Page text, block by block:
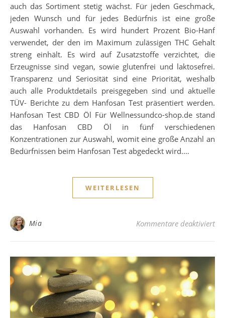
auch das Sortiment stetig wächst. Für jeden Geschmack,
jeden Wunsch und für jedes Bedürfnis ist eine große
Auswahl vorhanden. Es wird hundert Prozent Bio-Hanf
verwendet, der den im Maximum zulässigen THC Gehalt
streng einhält. Es wird auf Zusatzstoffe verzichtet, die
Erzeugnisse sind vegan, sowie glutenfrei und laktosefrei.
Transparenz und Seriosität sind eine Priorität, weshalb
auch alle Produktdetails preisgegeben sind und aktuelle
TÜV- Berichte zu dem Hanfosan Test präsentiert werden.
Hanfosan Test CBD Öl Für Wellnessundco-shop.de stand
das Hanfosan CBD Öl in fünf verschiedenen
Konzentrationen zur Auswahl, womit eine große Anzahl an
Bedürfnissen beim Hanfosan Test abgedeckt wird.…
WEITERLESEN
Mia Kommentare deaktiviertfür